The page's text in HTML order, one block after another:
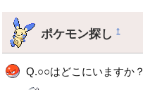
ポケモン探し†
Q.○○はどこにいますか？